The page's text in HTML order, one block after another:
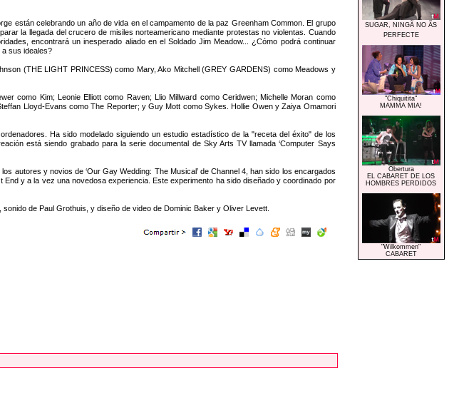
están celebrando un año de vida en el campamento de la paz Greenham Common. El grupo
la llegada del crucero de misiles norteamericano mediante protestas no violentas. Cuando
encontrará un inesperado aliado en el Soldado Jim Meadow... ¿Cómo podrá continuar
a sus ideales?
(THE LIGHT PRINCESS) como Mary, Ako Mitchell (GREY GARDENS) como Meadows y
como Kim; Leonie Elliott como Raven; Llio Millward como Ceridwen; Michelle Moran como
Lloyd-Evans como The Reporter; y Guy Mott como Sykes. Hollie Owen y Zaiya Omamori
Ha sido modelado siguiendo un estudio estadístico de la "receta del éxito" de los
está siendo grabado para la serie documental de Sky Arts TV llamada ‘Computer Says
autores y novios de ‘Our Gay Wedding: The Musical’ de Channel 4, han sido los encargados
y a la vez una novedosa experiencia. Este experimento ha sido diseñado y coordinado por
de Paul Grothuis, y diseño de video de Dominic Baker y Oliver Levett.
SUGAR, NINGÃ NO ÃS
PERFECTE
"Chiquitita"
MAMMA MIA!
Obertura
EL CABARET DE LOS
HOMBRES PERDIDOS
"Wilkommen"
CABARET